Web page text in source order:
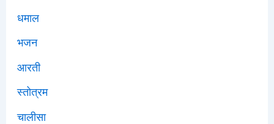
धमाल
भजन
आरती
स्तोत्रम
चालीसा